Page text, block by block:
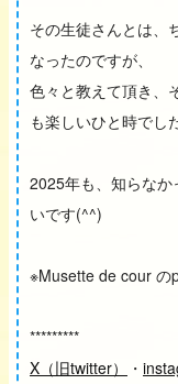
その生徒さんとは、
なったのですが、
色々と教えて頂き、
も楽しいひと時でした
2025年も、知らなか
いです(^^)
※Musette de cour の
*********
X（旧twitter）
・